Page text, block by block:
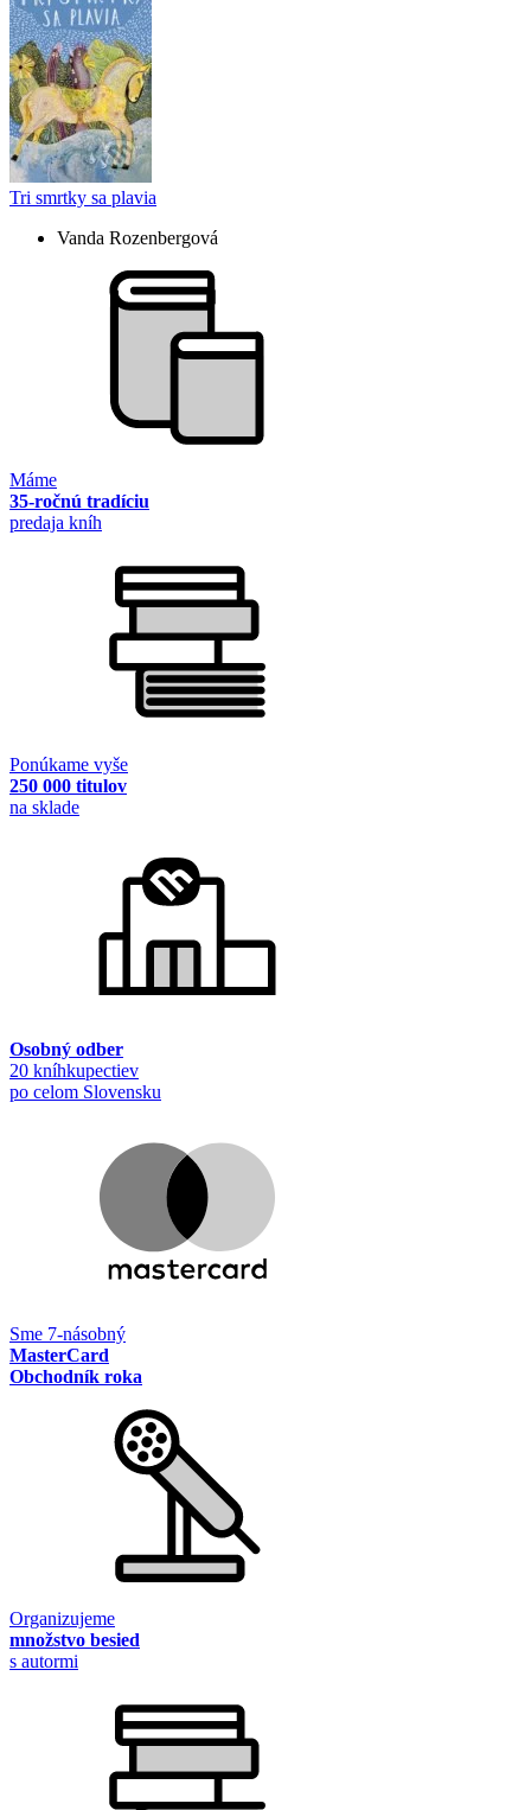
Tri smrtky sa plavia
Vanda Rozenbergová
Máme
35-ročnú tradíciu
predaja kníh
Ponúkame vyše
250 000 titulov
na sklade
Osobný odber
20 kníhkupectiev
po celom Slovensku
Sme 7-násobný
MasterCard
Obchodník roka
Organizujeme
množstvo besied
s autormi